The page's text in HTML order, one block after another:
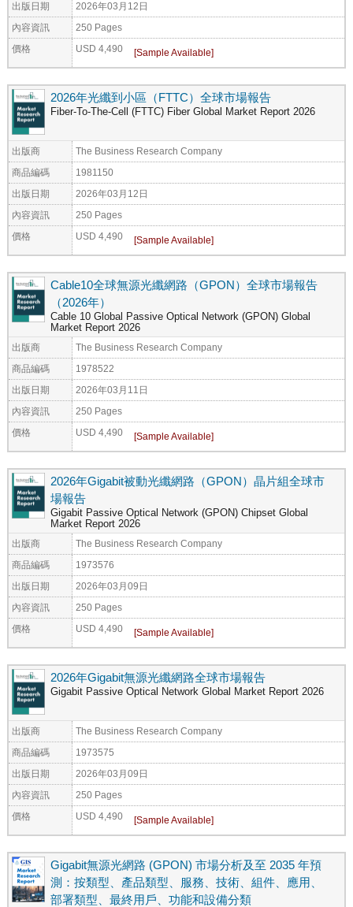
出版日期 2026年03月12日
內容資訊 250 Pages
價格 USD 4,490
2026年光纖到小區（FTTC）全球市場報告
Fiber-To-The-Cell (FTTC) Fiber Global Market Report 2026
出版商 The Business Research Company
商品編碼 1981150
出版日期 2026年03月12日
內容資訊 250 Pages
價格 USD 4,490
Cable10全球無源光纖網路（GPON）全球市場報告
（2026年）
Cable 10 Global Passive Optical Network (GPON) Global
Market Report 2026
出版商 The Business Research Company
商品編碼 1978522
出版日期 2026年03月11日
內容資訊 250 Pages
價格 USD 4,490
2026年Gigabit被動光纖網路（GPON）晶片組全球市
場報告
Gigabit Passive Optical Network (GPON) Chipset Global
Market Report 2026
出版商 The Business Research Company
商品編碼 1973576
出版日期 2026年03月09日
內容資訊 250 Pages
價格 USD 4,490
2026年Gigabit無源光纖網路全球市場報告
Gigabit Passive Optical Network Global Market Report 2026
出版商 The Business Research Company
商品編碼 1973575
出版日期 2026年03月09日
內容資訊 250 Pages
價格 USD 4,490
Gigabit無源光網路 (GPON) 市場分析及至 2035 年預
測：按類型、產品類型、服務、技術、組件、應用、
部署類型、最終用戶、功能和設備分類